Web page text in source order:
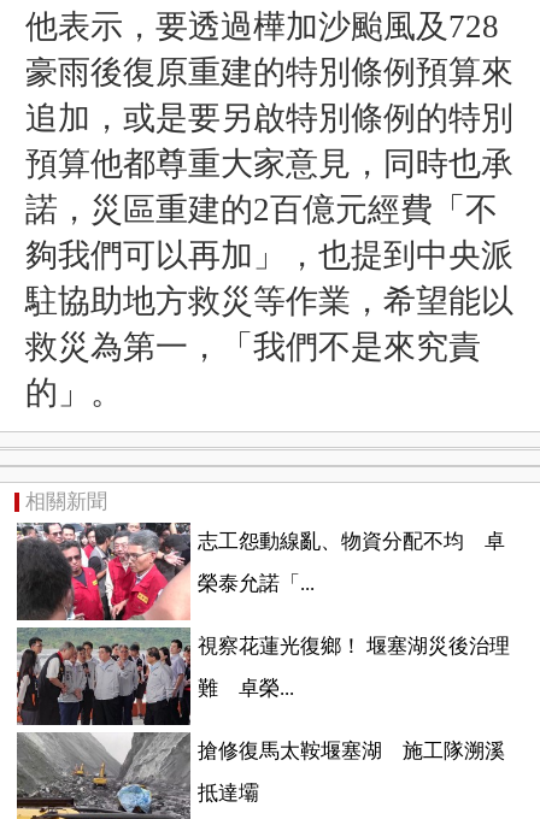
他表示，要透過樺加沙颱風及728
豪雨後復原重建的特別條例預算來
追加，或是要另啟特別條例的特別
預算他都尊重大家意見，同時也承
諾，災區重建的2百億元經費「不
夠我們可以再加」，也提到中央派
駐協助地方救災等作業，希望能以
救災為第一，「我們不是來究責
的」。
相關新聞
志工怨動線亂、物資分配不均 卓
榮泰允諾「...
視察花蓮光復鄉！ 堰塞湖災後治理
難 卓榮...
搶修復馬太鞍堰塞湖 施工隊溯溪
抵達壩